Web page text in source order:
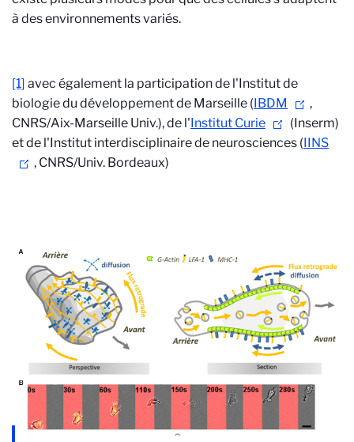
à des environnements variés.
[1] avec également la participation de l'Institut de
biologie du développement de Marseille (IBDM
,
CNRS/Aix-Marseille Univ.), de l'Institut Curie
(Inserm)
et de l'Institut interdisciplinaire de neurosciences (IINS
, CNRS/Univ. Bordeaux)